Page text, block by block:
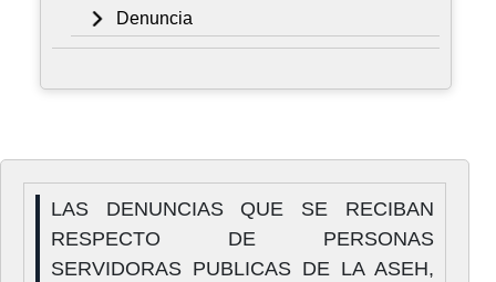
Denuncia
LAS DENUNCIAS QUE SE RECIBAN
RESPECTO DE PERSONAS
SERVIDORAS PUBLICAS DE LA ASEH,